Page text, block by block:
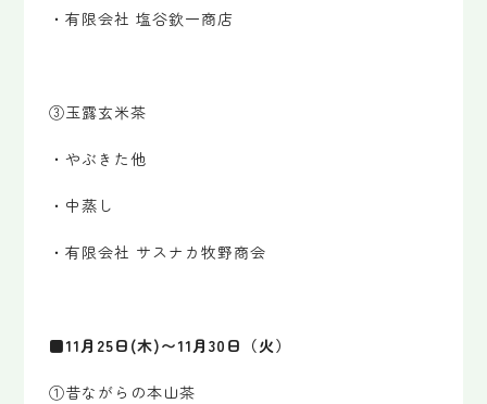
・有限会社 塩谷欽一商店
③玉露玄米茶
・やぶきた他
・中蒸し
・有限会社 サスナカ牧野商会
■11月25日(木)〜11月30日（火）
①昔ながらの本山茶